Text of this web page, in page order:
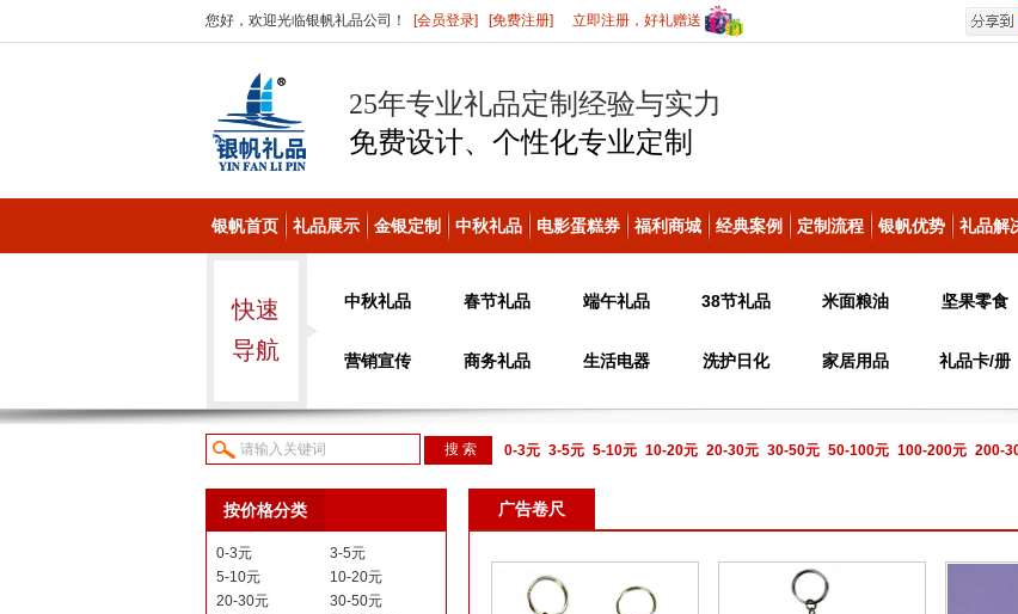
您好，欢迎光临银帆礼品公司！ [会员登录] [免费注册] 立即注册，好礼赠送
25年专业礼品定制经验与实力
免费设计、个性化专业定制
银帆首页 礼品展示 金银定制 中秋礼品 电影蛋糕券 福利商城 经典案例 定制流程 银帆优势 礼品解
快速
导航
中秋礼品 春节礼品 端午礼品 38节礼品 米面粮油 坚果零食
营销宣传 商务礼品 生活电器 洗护日化 家居用品 礼品卡/册
0-3元 3-5元 5-10元 10-20元 20-30元 30-50元 50-100元 100-200元 200-
议或电话咨询
按价格分类
0-3元
3-5元
5-10元
10-20元
20-30元
30-50元
广告卷尺